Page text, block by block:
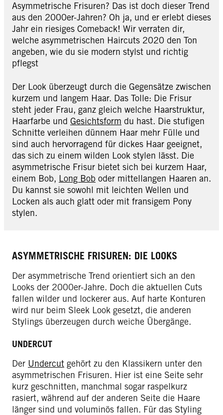
Asymmetrische Frisuren? Das ist doch dieser Trend
aus den 2000er-Jahren? Oh ja, und er erlebt dieses
Jahr ein riesiges Comeback! Wir verraten dir,
welche asymmetrischen Haircuts 2020 den Ton
angeben, wie du sie modern stylst und richtig
pflegst
Der Look überzeugt durch die Gegensätze zwischen
kurzem und langem Haar. Das Tolle: Die Frisur
steht jeder Frau, ganz gleich welche Haarstruktur,
Haarfarbe und Gesichtsform du hast. Die stufigen
Schnitte verleihen dünnem Haar mehr Fülle und
sind auch hervorragend für dickes Haar geeignet,
das sich zu einem wilden Look stylen lässt. Die
asymmetrische Frisur bietet sich bei kurzem Haar,
einem Bob, Long Bob oder mittellangen Haaren an.
Du kannst sie sowohl mit leichten Wellen und
Locken als auch glatt oder mit fransigem Pony
stylen.
ASYMMETRISCHE FRISUREN: DIE LOOKS
Der asymmetrische Trend orientiert sich an den
Looks der 2000er-Jahre. Doch die aktuellen Cuts
fallen wilder und lockerer aus. Auf harte Konturen
wird nur beim Sleek Look gesetzt, die anderen
Stylings überzeugen durch weiche Übergänge.
UNDERCUT
Der Undercut gehört zu den Klassikern unter den
asymmetrischen Frisuren. Hier ist eine Seite sehr
kurz geschnitten, manchmal sogar raspelkurz
rasiert, während auf der anderen Seite die Haare
länger sind und voluminös fallen. Für das Styling